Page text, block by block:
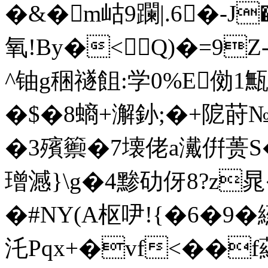
�&�m岵9躝|.6�-
氧!By�<
^铀g稇禭飷:学0%E俲
�$�8螪+澥釥;�+阸莳
�3殯籞�7壊佬a瀻倂
璔澸}\g�4黪劯伢
�#NY(A枢吚!{�6�9�繱
汑Pqx+�vf<��f